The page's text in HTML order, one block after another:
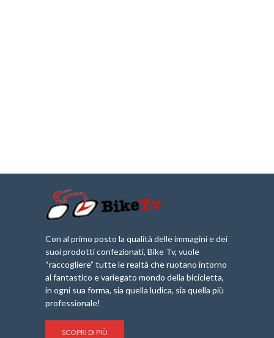
Con al primo posto la qualità delle immagini e dei
suoi prodotti confezionati, Bike Tv, vuole
“raccogliere” tutte le realtà che ruotano intorno
al fantastico e variegato mondo della bicicletta,
in ogni sua forma, sia quella ludica, sia quella più
professionale!
SCOPRI DI PIÙ